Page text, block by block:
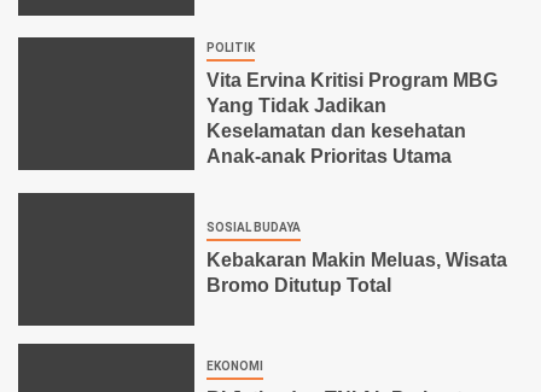
POLITIK
Vita Ervina Kritisi Program MBG
Yang Tidak Jadikan
Keselamatan dan kesehatan
Anak-anak Prioritas Utama
SOSIAL BUDAYA
Kebakaran Makin Meluas, Wisata
Bromo Ditutup Total
EKONOMI